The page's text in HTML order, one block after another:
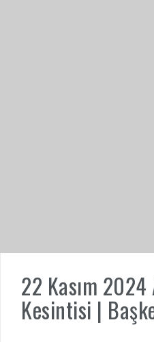
22 Kasım
Kesintisi |